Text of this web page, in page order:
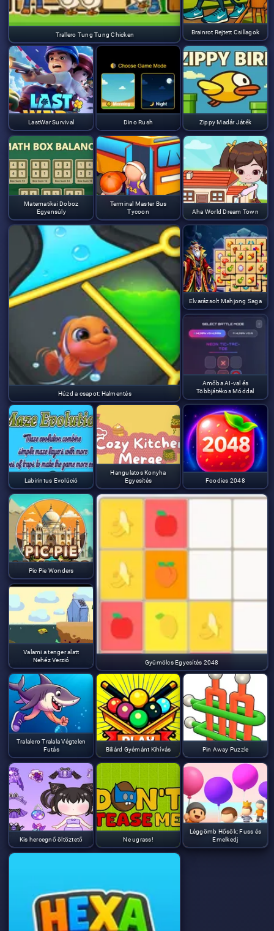
Trallero Tung Tung Chicken Brainrot Rejtett Csillagok
LastWar Survival Dino Rush Zippy Madár Játék
Matematikai Doboz
Egyensúly
Terminal Master Bus
Tycoon
Húzd a csapot: Halmentés
Aha World Dream Town
Elvarázsolt Mahjong Saga
Amőba AI-val és
Többjátékos Móddal
Labirintus Evolúció
Hangulatos Konyha
Egyesítés
Foodies 2048
Pic Pie Wonders
Gyümölcs Egyesítés 2048
Valami a tenger alatt
Nehéz Verzió
Tralalero Tralala Végtelen
Futás
Biliárd Gyémánt Kihívás Pin Away Puzzle
Kis hercegnő öltöztető Ne ugrass!
Léggömb Hősök: Fuss és
Emelkedj